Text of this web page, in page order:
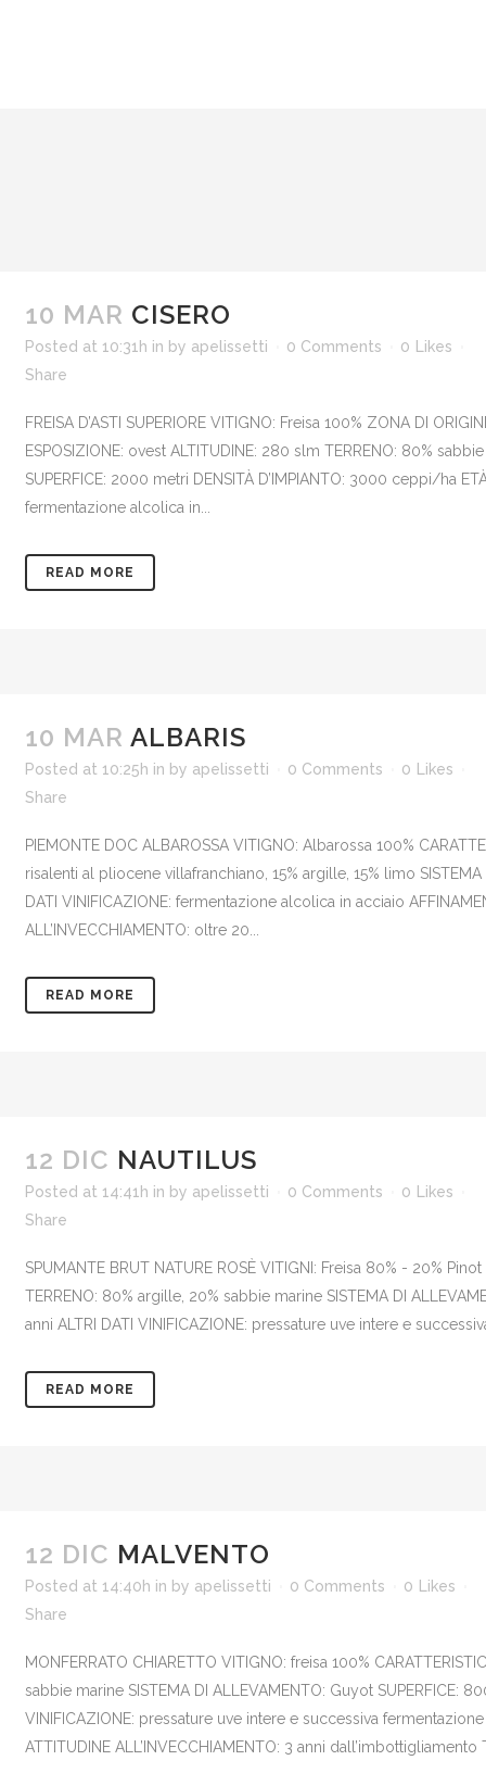
10 MAR CISERO
Posted at 10:31h in by apelissetti 0 Comments 0
Likes
Share
FREISA D’ASTI SUPERIORE VITIGNO: Freisa 100% ZONA DI
ESPOSIZIONE: ovest ALTITUDINE: 280 slm TERRENO: 80%
SUPERFICE: 2000 metri DENSITÀ D’IMPIANTO: 3000 ceppi/ha
fermentazione alcolica in...
READ MORE
10 MAR ALBARIS
Posted at 10:25h in by apelissetti 0 Comments 0
Likes
Share
PIEMONTE DOC ALBAROSSA VITIGNO: Albarossa 100%
risalenti al pliocene villafranchiano, 15% argille, 15% limo
DATI VINIFICAZIONE: fermentazione alcolica in acciaio
ALL’INVECCHIAMENTO: oltre 20...
READ MORE
12 DIC NAUTILUS
Posted at 14:41h in by apelissetti 0 Comments 0
Likes
Share
SPUMANTE BRUT NATURE ROSÈ VITIGNI: Freisa 80% - 20%
TERRENO: 80% argille, 20% sabbie marine SISTEMA DI
anni ALTRI DATI VINIFICAZIONE: pressature uve intere e
READ MORE
12 DIC MALVENTO
Posted at 14:40h in by apelissetti 0 Comments 0
Likes
Share
MONFERRATO CHIARETTO VITIGNO: freisa 100%
sabbie marine SISTEMA DI ALLEVAMENTO: Guyot SUPERFICE:
VINIFICAZIONE: pressature uve intere e successiva
ATTITUDINE ALL’INVECCHIAMENTO: 3 anni dall’imbottigliamento